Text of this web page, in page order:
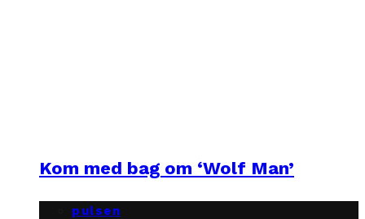
Kom med bag om ‘Wolf Man’
pulsen